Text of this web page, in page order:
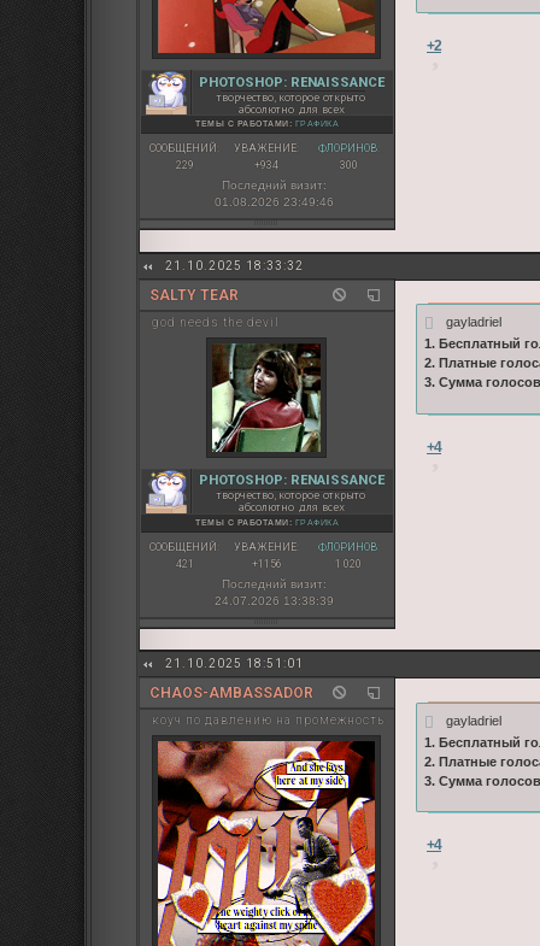
PHOTOSHOP: RENAISSANCE
творчество, которое открыто
абсолютно для всех
ТЕМЫ С РАБОТАМИ: ГРАФИКА
СООБЩЕНИЙ:
229
УВАЖЕНИЕ:
+934
ФЛОРИНОВ:
300
Последний визит:
01.08.2026 23:49:46
+2
21.10.2025 18:33:32
SALTY TEAR
god needs the devil
PHOTOSHOP: RENAISSANCE
творчество, которое открыто
абсолютно для всех
ТЕМЫ С РАБОТАМИ: ГРАФИКА
СООБЩЕНИЙ:
421
УВАЖЕНИЕ:
+1156
ФЛОРИНОВ:
1 020
Последний визит:
24.07.2026 13:38:39
gayladriel
1. Бесплатный
2. Платные
3. Сумма
+4
21.10.2025 18:51:01
CHAOS-AMBASSADOR
коуч по давлению на промежность
gayladriel
1. Бесплатный
2. Платные
3. Сумма
+4